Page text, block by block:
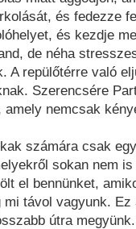
és fedezze
és kezdje
de néha
A repülőtérre való
Szerencsére
amely nemcsak
számára csak
sokan nem
el bennünket,
távol vagyunk.
útra megyünk.